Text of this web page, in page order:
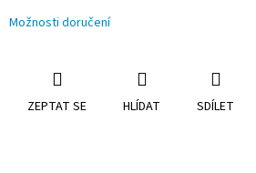
Možnosti doručení
ZEPTAT SE HLÍDAT SDÍLET